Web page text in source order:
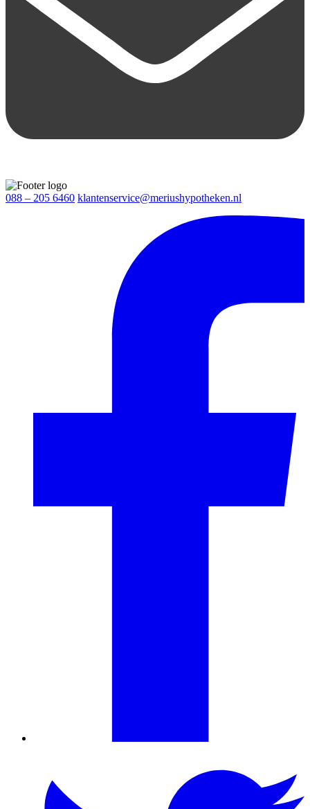
088 – 205 6460 klantenservice@meriushypotheken.nl